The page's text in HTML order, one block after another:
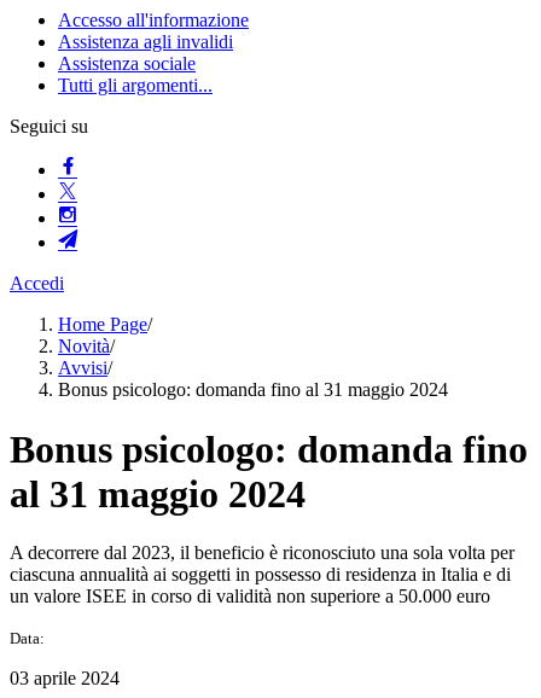
Accesso all'informazione
Assistenza agli invalidi
Assistenza sociale
Tutti gli argomenti...
Seguici su
Accedi
Home Page/
Novità/
Avvisi/
Bonus psicologo: domanda fino al 31 maggio 2024
Bonus psicologo: domanda fino
al 31 maggio 2024
A decorrere dal 2023, il beneficio è riconosciuto una sola volta per
ciascuna annualità ai soggetti in possesso di residenza in Italia e di
un valore ISEE in corso di validità non superiore a 50.000 euro
Data:
03 aprile 2024